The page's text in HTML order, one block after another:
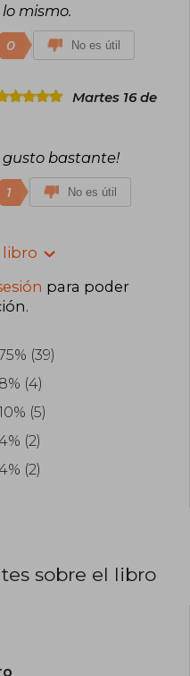
mismo.
0 No es útil
Martes 16 de
bastante!
1 No es útil
libro
para poder
.
(39)
8% (4)
(5)
(2)
(2)
sobre el libro